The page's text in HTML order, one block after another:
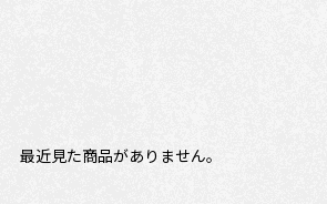
最近見た商品がありません。